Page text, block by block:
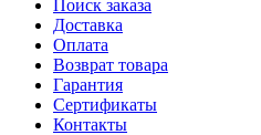
Поиск заказа
Доставка
Оплата
Возврат товара
Гарантия
Сертификаты
Контакты